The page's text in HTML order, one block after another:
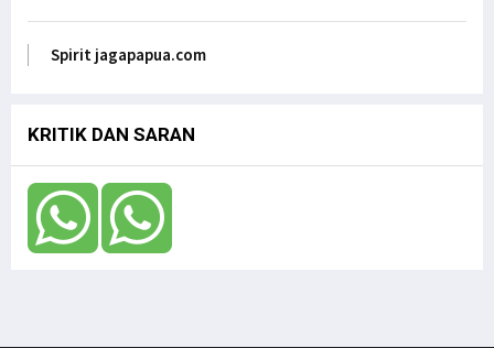
Spirit jagapapua.com
KRITIK DAN SARAN